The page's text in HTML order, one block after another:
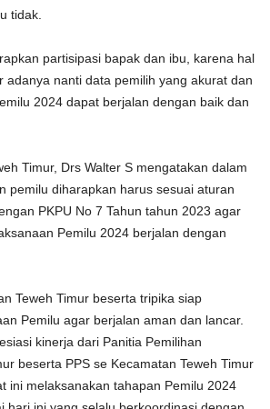
tidak.
partisipasi bapak dan ibu, karena hal
adanya nanti data pemilih yang akurat dan
2024 dapat berjalan dengan baik dan
Timur, Drs Walter S mengatakan dalam
pemilu diharapkan harus sesuai aturan
PKPU No 7 Tahun tahun 2023 agar
Pemilu 2024 berjalan dengan
Teweh Timur beserta tripika siap
Pemilu agar berjalan aman dan lancar.
kinerja dari Panitia Pemilihan
beserta PPS se Kecamatan Teweh Timur
ini melaksanakan tahapan Pemilu 2024